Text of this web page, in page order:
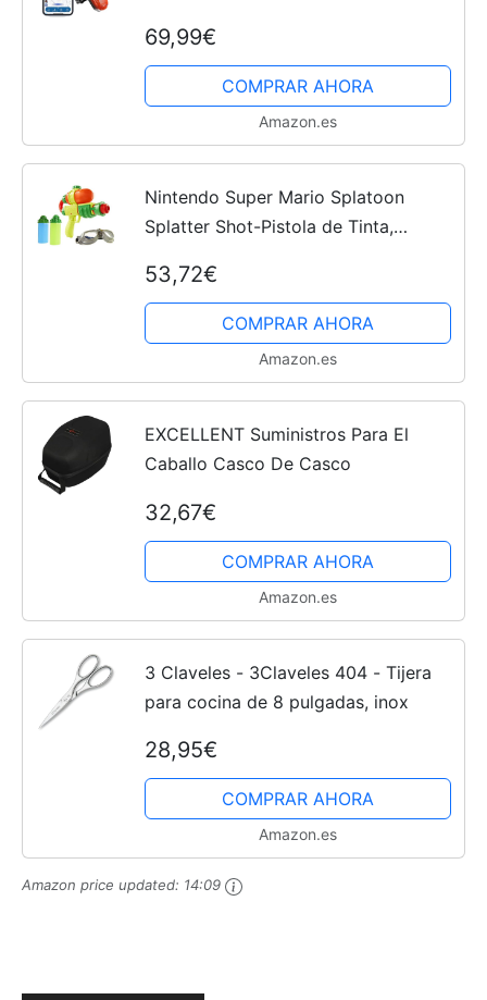
Impermeable con LED Luz También
Es Fácil de Localizar Noche...
69,99€
COMPRAR AHORA
Amazon.es
Nintendo Super Mario Splatoon
Splatter Shot-Pistola de Tinta,
53,72€
COMPRAR AHORA
Amazon.es
EXCELLENT Suministros Para El
Caballo Casco De Casco
32,67€
COMPRAR AHORA
Amazon.es
3 Claveles - 3Claveles 404 - Tijera
para cocina de 8 pulgadas, inox
28,95€
COMPRAR AHORA
Amazon.es
Amazon price updated: 14:09